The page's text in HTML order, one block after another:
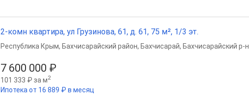
2-комн квартира, ул Грузинова, 61, д. 61, 75 м², 1/3 эт.
7 600 000 ₽
101 333 ₽ за м2
Ипотека от 16 889 ₽ в месяц
Республика Крым, Бахчисарайский район, Бахчисарай, Бахчисарайский р-н